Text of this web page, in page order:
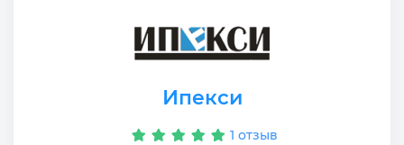
Ипекси
1 отзыв